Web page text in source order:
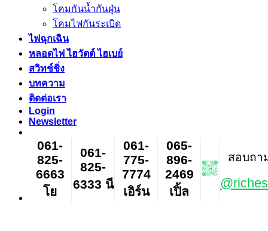
โคมกันน้ำกันฝุ่น
โคมไฟกันระเบิด
ไฟฉุกเฉิน
หลอดไฟ ไฮวัตต์ ไฮเบย์
สวิทช์ชิ่ง
บทความ
ติดต่อเรา
Login
Newsletter
061-
825-
6663
โย
061-
825-
6333 นี
061-
775-
7774
เอิร์น
065-
896-
2469
เปิ้ล
สอบถา